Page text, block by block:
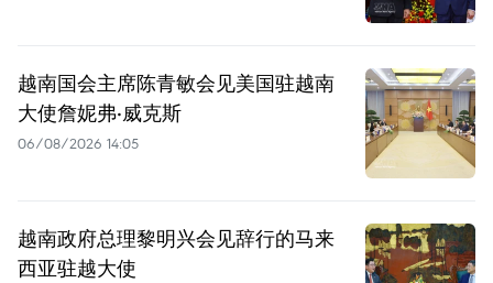
越南国会主席陈青敏会见美国驻越南
大使詹妮弗·威克斯
06/08/2026 14:05
越南政府总理黎明兴会见辞行的马来
西亚驻越大使